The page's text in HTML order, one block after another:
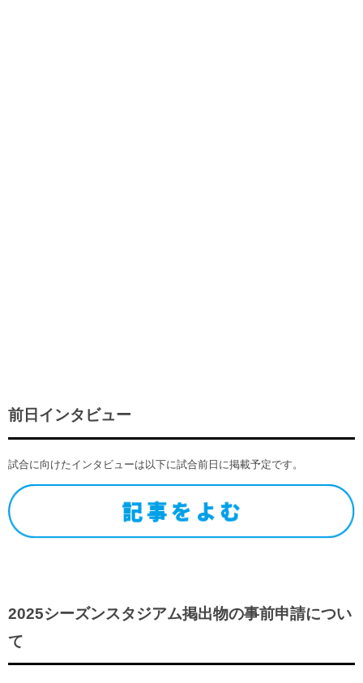
前日インタビュー
試合に向けたインタビューは以下に試合前日に掲載予定です。
2025シーズンスタジアム掲出物の事前申請につい
て